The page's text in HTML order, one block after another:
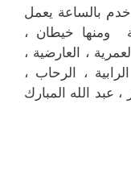
بالساعة يعمل
ومنها خيطان ،
، العارضية ،
، الرحاب ،
عبد الله المبارك